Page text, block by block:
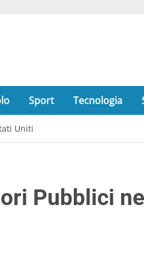
Sport Tecnologia
Uniti
Pubblici